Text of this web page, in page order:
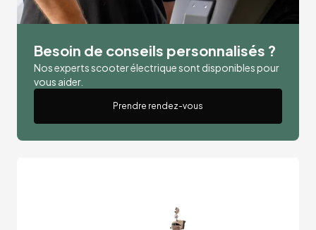
Besoin de conseils personnalisés ?
Nos experts scooter électrique sont disponibles pour
vous aider.
Prendre rendez-vous